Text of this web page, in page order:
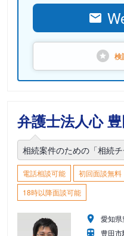
検
弁護士法人心
相続案件のための「相続
電話相談可能 初回面談無料
18時以降面談可能
愛知
豊田市